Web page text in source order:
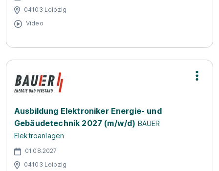
04103 Leipzig
Video
Ausbildung Elektroniker Energie- und
Gebäudetechnik 2027 (m/w/d) BAUER
Elektroanlagen
01.08.2027
04103 Leipzig